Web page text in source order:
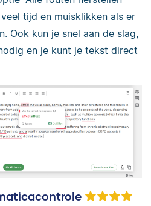
tijd en muisklikken als er
Ook kun je snel aan de slag,
en je kunt je tekst direct